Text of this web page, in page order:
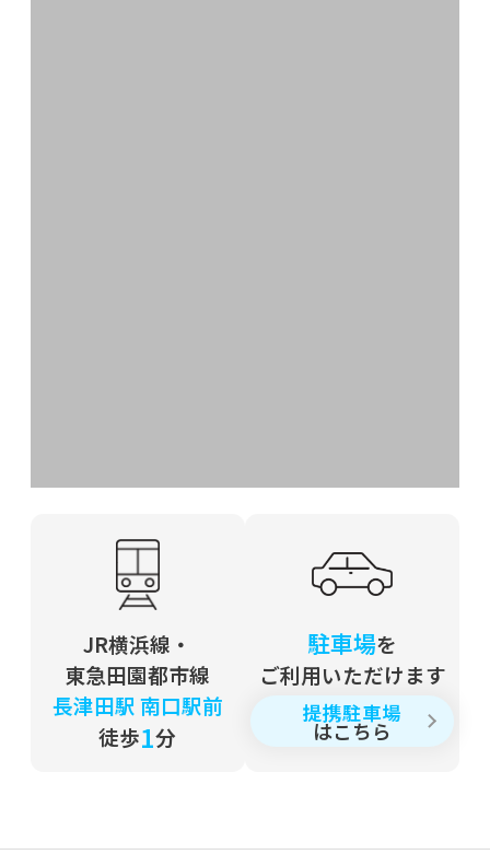
夏の東北探訪記
コロナウィルスと世界
2020年05月13日
医師会副会長就任
JR横浜線・
東急田園都市線
長津田駅 南口駅前
徒歩1分
駐車場を
ご利用いただけます
提携駐車場
はこちら